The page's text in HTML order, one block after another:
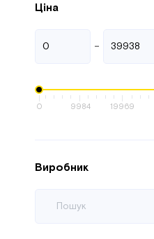
Ціна
-
0 9984 19969
Виробник